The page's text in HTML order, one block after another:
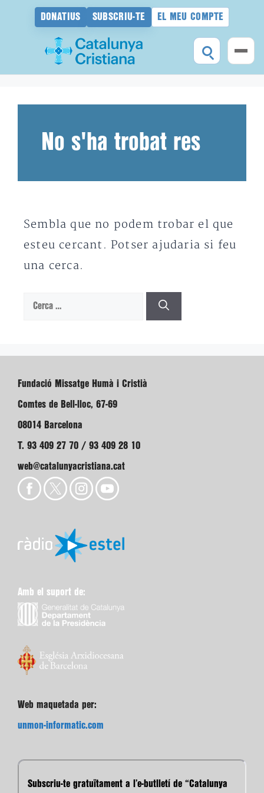
DONATIUS SUBSCRIU-TE EL MEU COMPTE
No s'ha trobat res
Sembla que no podem trobar el que
esteu cercant. Potser ajudaria si feu
una cerca.
Cerca:
Fundació Missatge Humà i Cristià
Comtes de Bell-lloc, 67-69
08014 Barcelona
T. 93 409 27 70 / 93 409 28 10
web@catalunyacristiana.cat
Amb el suport de:
Web maquetada per:
unmon-informatic.com
Subscriu-te gratuïtament a l’e-butlletí de “Catalunya